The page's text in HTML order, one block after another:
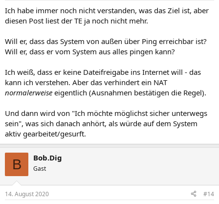
Ich habe immer noch nicht verstanden, was das Ziel ist, aber
diesen Post liest der TE ja noch nicht mehr.
Will er, dass das System von außen über Ping erreichbar ist?
Will er, dass er vom System aus alles pingen kann?
Ich weiß, dass er keine Dateifreigabe ins Internet will - das
kann ich verstehen. Aber das verhindert ein NAT
normalerweise eigentlich (Ausnahmen bestätigen die Regel).
Und dann wird von "Ich möchte möglichst sicher unterwegs
sein", was sich danach anhört, als würde auf dem System
aktiv gearbeitet/gesurft.
B Bob.Dig
Gast
14. August 2020 #14